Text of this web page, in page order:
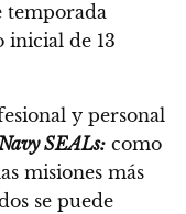
temporada
inicial de 13
y personal
SEALs: como
misiones más
se puede